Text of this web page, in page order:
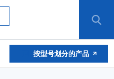
按型号划分的产品